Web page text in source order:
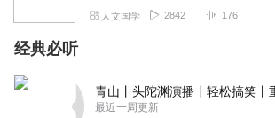
人文国学 2842 176
经典必听
最近一周更新